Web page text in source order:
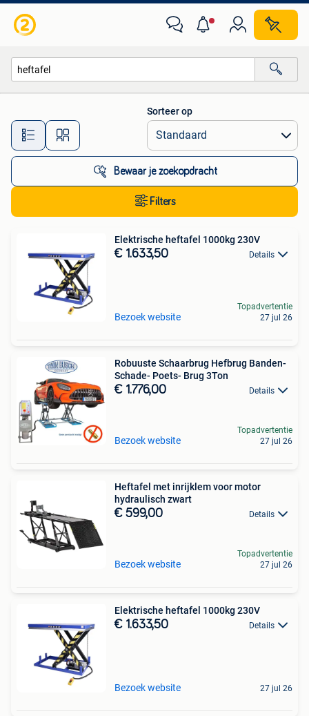
Alle afstanden…
Sorteer op
Bewaar je zoekopdracht
Filters
Elektrische heftafel 1000kg 230V
€ 1.633,50 Details
Bezoek website
Topadvertentie
27 jul 26
Robuuste Schaarbrug Hefbrug Banden-
Schade- Poets- Brug 3Ton
€ 1.776,00 Details
Bezoek website
Topadvertentie
27 jul 26
Heftafel met inrijklem voor motor
hydraulisch zwart
€ 599,00 Details
Bezoek website
Topadvertentie
27 jul 26
Elektrische heftafel 1000kg 230V
€ 1.633,50 Details
Bezoek website 27 jul 26